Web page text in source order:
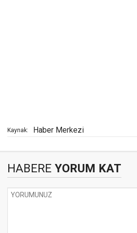
Kaynak: Haber Merkezi
HABERE YORUM KAT